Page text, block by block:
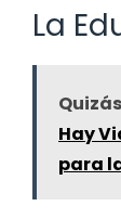
La
Hay
para